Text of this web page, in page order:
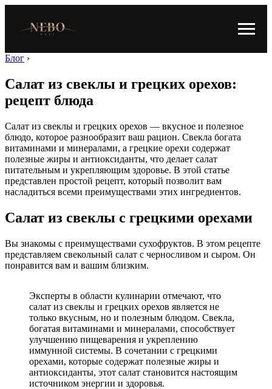
Блог ›
Салат из свеклы и грецких орехов:
рецепт блюда
Салат из свеклы и грецких орехов — вкусное и полезное
блюдо, которое разнообразит ваш рацион. Свекла богата
витаминами и минералами, а грецкие орехи содержат
полезные жиры и антиоксиданты, что делает салат
питательным и укрепляющим здоровье. В этой статье
представлен простой рецепт, который позволит вам
насладиться всеми преимуществами этих ингредиентов.
Салат из свеклы с грецкими орехами
Вы знакомы с преимуществами сухофруктов. В этом рецепте
представляем свекольный салат с черносливом и сыром. Он
понравится вам и вашим близким.
Эксперты в области кулинарии отмечают, что
салат из свеклы и грецких орехов является не
только вкусным, но и полезным блюдом. Свекла,
богатая витаминами и минералами, способствует
улучшению пищеварения и укреплению
иммунной системы. В сочетании с грецкими
орехами, которые содержат полезные жиры и
антиоксиданты, этот салат становится настоящим
источником энергии и здоровья.